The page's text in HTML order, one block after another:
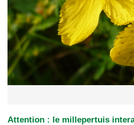
Attention : le millepertuis